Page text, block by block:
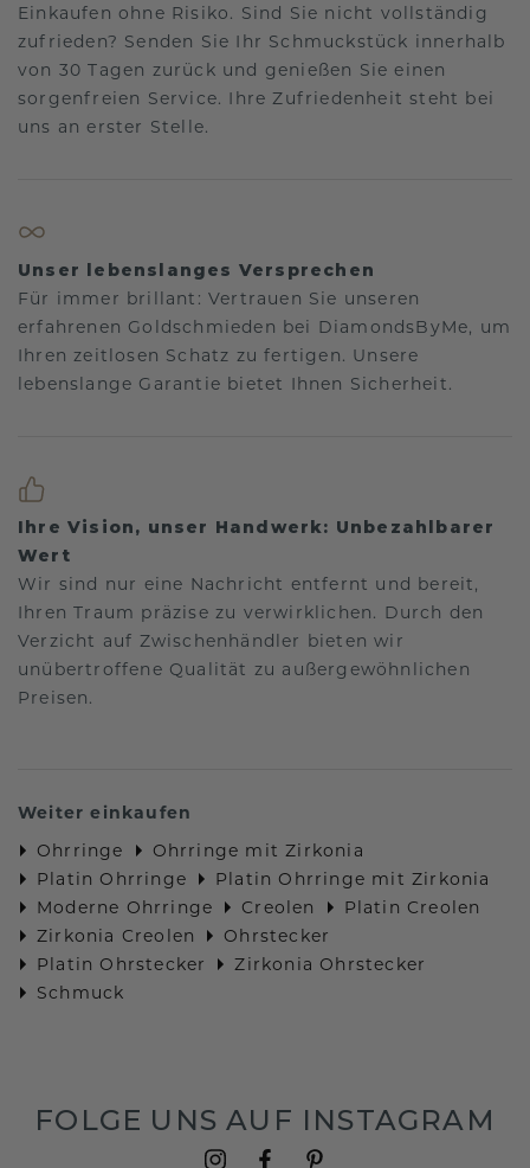
Einkaufen ohne Risiko. Sind Sie nicht vollständig
zufrieden? Senden Sie Ihr Schmuckstück innerhalb
von 30 Tagen zurück und genießen Sie einen
sorgenfreien Service. Ihre Zufriedenheit steht bei
uns an erster Stelle.
Unser lebenslanges Versprechen
Für immer brillant: Vertrauen Sie unseren
erfahrenen Goldschmieden bei DiamondsByMe, um
Ihren zeitlosen Schatz zu fertigen. Unsere
lebenslange Garantie bietet Ihnen Sicherheit.
Ihre Vision, unser Handwerk: Unbezahlbarer
Wert
Wir sind nur eine Nachricht entfernt und bereit,
Ihren Traum präzise zu verwirklichen. Durch den
Verzicht auf Zwischenhändler bieten wir
unübertroffene Qualität zu außergewöhnlichen
Preisen.
Weiter einkaufen
Ohrringe
Ohrringe mit Zirkonia
Platin Ohrringe
Platin Ohrringe mit Zirkonia
Moderne Ohrringe
Creolen
Platin Creolen
Zirkonia Creolen
Ohrstecker
Platin Ohrstecker
Zirkonia Ohrstecker
Schmuck
FOLGE UNS AUF INSTAGRAM